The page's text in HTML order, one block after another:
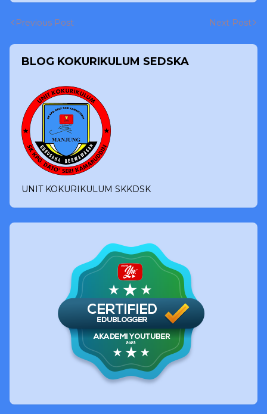
Previous Post Next Post
BLOG KOKURIKULUM SEDSKA
UNIT KOKURIKULUM SKKDSK